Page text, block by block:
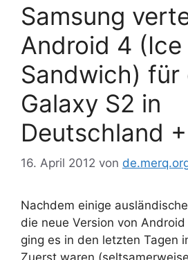
Samsung
Android 4 (Ice
Sandwich) für
Galaxy S2 in
Deutschland
16. April 2012 von
Nachdem einige
die neue Version von
ging es in den letzten Tagen
Zuerst waren